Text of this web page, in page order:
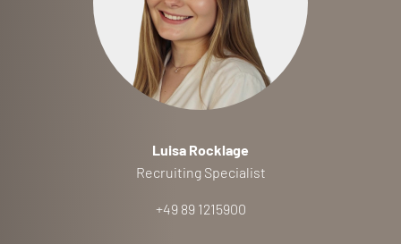
Luisa Rocklage
Recruiting Specialist
+49 89 1215900